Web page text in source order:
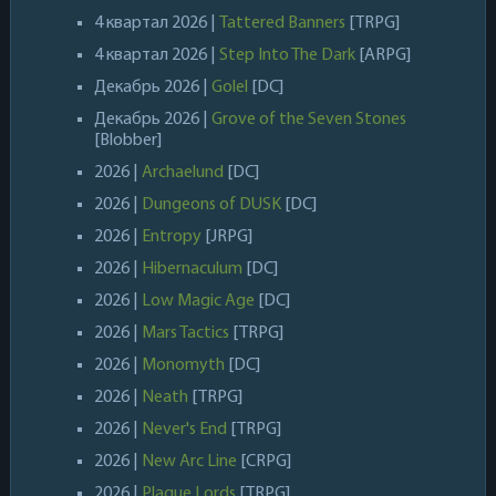
4 квартал 2026 | Tattered Banners
[TRPG]
4 квартал 2026 | Step Into The Dark [ARPG]
Декабрь 2026 | Golel
[DC]
Декабрь 2026 | Grove of the Seven Stones
[Blobber]
2026 | Archaelund
[DC]
2026 |
Dungeons of DUSK
[DC]
2026 |
Entropy [JRPG]
2026 |
Hibernaculum
[DC]
2026 |
Low Magic Age
[DC]
2026 |
Mars Tactics
[TRPG]
2026 |
Monomyth
[DC]
2026 |
Neath
[TRPG]
2026 |
Never's End
[TRPG]
2026 |
New Arc Line [CRPG]